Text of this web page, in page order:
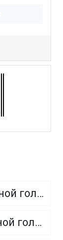
Болт с шестигранной головкой, полная резьба, класс прочности 8.8
Болт с шестигранной головкой, полная резьба, класс прочности 4.8 и 5.8